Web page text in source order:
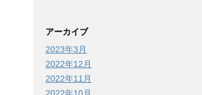
アーカイブ
2023年3月
2022年12月
2022年11月
2022年10月